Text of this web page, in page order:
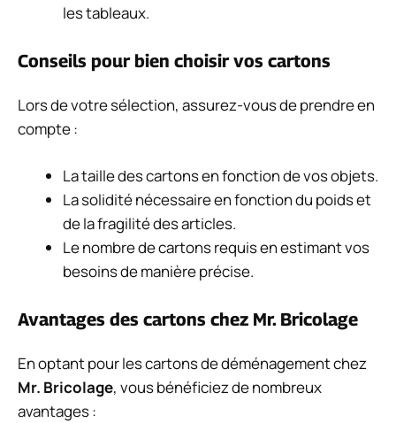
les tableaux.
Conseils pour bien choisir vos cartons
Lors de votre sélection, assurez-vous de prendre en
compte :
La taille des cartons en fonction de vos objets.
La solidité nécessaire en fonction du poids et
de la fragilité des articles.
Le nombre de cartons requis en estimant vos
besoins de manière précise.
Avantages des cartons chez Mr. Bricolage
En optant pour les cartons de déménagement chez
Mr. Bricolage, vous bénéficiez de nombreux
avantages :